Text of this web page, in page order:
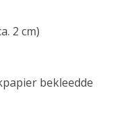
2 cm)
bekleedde